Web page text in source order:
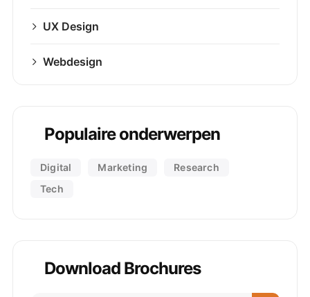
UX Design
Webdesign
Populaire onderwerpen
Digital Marketing
Research
Tech
Download Brochures